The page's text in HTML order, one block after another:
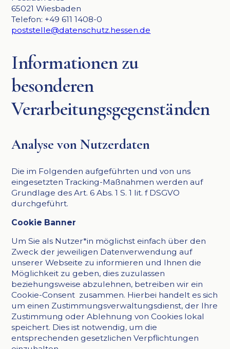
65021 Wiesbaden
Telefon: +49 611 1408-0
poststelle@datenschutz.hessen.de
Informationen zu
besonderen
Verarbeitungsgegenständen
Analyse von Nutzerdaten
Die im Folgenden aufgeführten und von uns
eingesetzten Tracking-Maßnahmen werden auf
Grundlage des Art. 6 Abs. 1 S. 1 lit. f DSGVO
durchgeführt.
Cookie Banner
Um Sie als Nutzer*in möglichst einfach über den
Zweck der jeweiligen Datenverwendung auf
unserer Webseite zu informieren und Ihnen die
Möglichkeit zu geben, dies zuzulassen
beziehungsweise abzulehnen, betreiben wir ein
Cookie-Consent zusammen. Hierbei handelt es sich
um einen Zustimmungsverwaltungsdienst, der Ihre
Zustimmung oder Ablehnung von Cookies lokal
speichert. Dies ist notwendig, um die
entsprechenden gesetzlichen Verpflichtungen